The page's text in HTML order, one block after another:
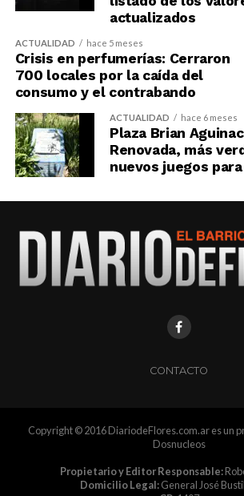
actualizados
ACTUALIDAD hace 5 meses
Crisis en perfumerías: Cerraron
700 locales por la caída del
consumo y el contrabando
ACTUALIDAD hace 6 meses
Plaza Brian
Renovada, más
nuevos juegos
CONTACTO
Copyright © 2016 DiariodeFlores.com.ar es un
Dosnucleos
Propietario y Editor Responsable:
Domicilio Legal:General José